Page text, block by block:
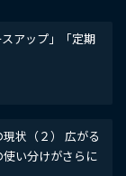
アップ」「定期
状（２） 広がる
い分けがさらに